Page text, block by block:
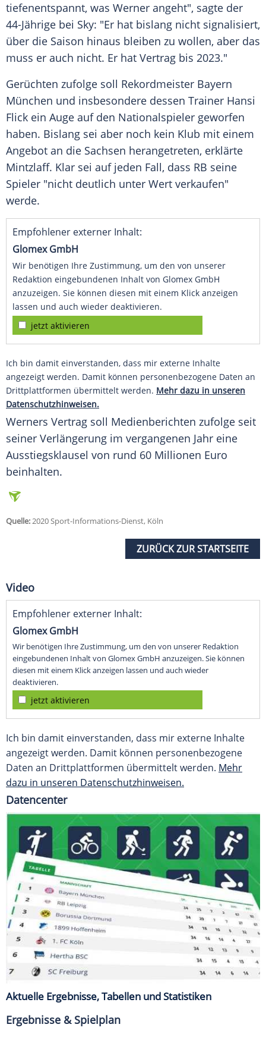
tiefenentspannt, was Werner angeht", sagte der
44-Jährige bei Sky: "Er hat bislang nicht signalisiert,
über die Saison hinaus bleiben zu wollen, aber das
muss er auch nicht. Er hat Vertrag bis 2023."
Gerüchten zufolge soll Rekordmeister Bayern
München und insbesondere dessen Trainer Hansi
Flick ein Auge auf den Nationalspieler geworfen
haben. Bislang sei aber noch kein Klub mit einem
Angebot an die Sachsen herangetreten, erklärte
Mintzlaff. Klar sei auf jeden Fall, dass RB seine
Spieler "nicht deutlich unter Wert verkaufen"
werde.
Empfohlener externer Inhalt:
Glomex GmbH
Wir benötigen Ihre Zustimmung, um den von unserer
Redaktion eingebundenen Inhalt von Glomex GmbH
anzuzeigen. Sie können diesen mit einem Klick anzeigen
lassen und auch wieder deaktivieren.
jetzt aktivieren
Ich bin damit einverstanden, dass mir externe Inhalte
angezeigt werden. Damit können personenbezogene Daten an
Drittplattformen übermittelt werden. Mehr dazu in unseren
Datenschutzhinweisen.
Werners Vertrag soll Medienberichten zufolge seit
seiner Verlängerung im vergangenen Jahr eine
Ausstiegsklausel von rund 60 Millionen Euro
beinhalten.
Quelle:2020 Sport-Informations-Dienst, Köln
ZURÜCK ZUR STARTSEITE
Video
Empfohlener externer Inhalt:
Glomex GmbH
Wir benötigen Ihre Zustimmung, um den von unserer Redaktion
eingebundenen Inhalt von Glomex GmbH anzuzeigen. Sie können
diesen mit einem Klick anzeigen lassen und auch wieder
deaktivieren.
jetzt aktivieren
Ich bin damit einverstanden, dass mir externe Inhalte
angezeigt werden. Damit können personenbezogene
Daten an Drittplattformen übermittelt werden. Mehr
dazu in unseren Datenschutzhinweisen.
Datencenter
Aktuelle Ergebnisse, Tabellen und Statistiken
Ergebnisse & Spielplan